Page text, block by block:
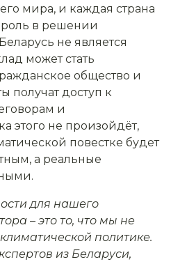
мира, и каждая страна
в решении
не является
может стать
общество и
получат доступ к
и
этого не произойдёт,
повестке будет
а реальные
для нашего
– это то, что мы не
политике.
из Беларуси,